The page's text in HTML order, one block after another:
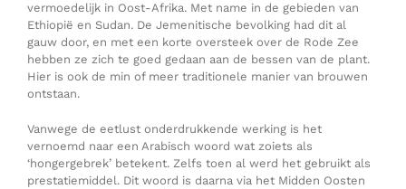
vermoedelijk in Oost-Afrika. Met name in de gebieden van
Ethiopië en Sudan. De Jemenitische bevolking had dit al
gauw door, en met een korte oversteek over de Rode Zee
hebben ze zich te goed gedaan aan de bessen van de plant.
Hier is ook de min of meer traditionele manier van brouwen
ontstaan.
Vanwege de eetlust onderdrukkende werking is het
vernoemd naar een Arabisch woord wat zoiets als
‘hongergebrek’ betekent. Zelfs toen al werd het gebruikt als
prestatiemiddel. Dit woord is daarna via het Midden Oosten